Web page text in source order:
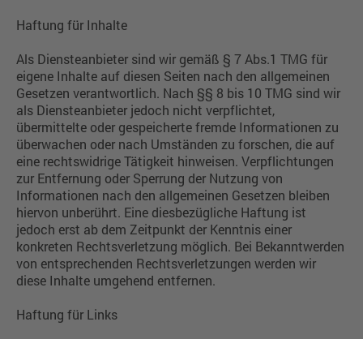
Haftung für Inhalte
Als Diensteanbieter sind wir gemäß § 7 Abs.1 TMG für
eigene Inhalte auf diesen Seiten nach den allgemeinen
Gesetzen verantwortlich. Nach §§ 8 bis 10 TMG sind wir
als Diensteanbieter jedoch nicht verpflichtet,
übermittelte oder gespeicherte fremde Informationen zu
überwachen oder nach Umständen zu forschen, die auf
eine rechtswidrige Tätigkeit hinweisen. Verpflichtungen
zur Entfernung oder Sperrung der Nutzung von
Informationen nach den allgemeinen Gesetzen bleiben
hiervon unberührt. Eine diesbezügliche Haftung ist
jedoch erst ab dem Zeitpunkt der Kenntnis einer
konkreten Rechtsverletzung möglich. Bei Bekanntwerden
von entsprechenden Rechtsverletzungen werden wir
diese Inhalte umgehend entfernen.
Haftung für Links